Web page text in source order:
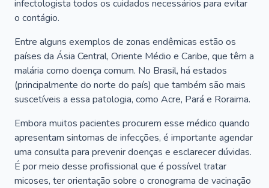
infectologista todos os cuidados necessários para evitar
o contágio.
Entre alguns exemplos de zonas endêmicas estão os
países da Ásia Central, Oriente Médio e Caribe, que têm a
malária como doença comum. No Brasil, há estados
(principalmente do norte do país) que também são mais
suscetíveis a essa patologia, como Acre, Pará e Roraima.
Embora muitos pacientes procurem esse médico quando
apresentam sintomas de infecções, é importante agendar
uma consulta para prevenir doenças e esclarecer dúvidas.
É por meio desse profissional que é possível tratar
micoses, ter orientação sobre o cronograma de vacinação